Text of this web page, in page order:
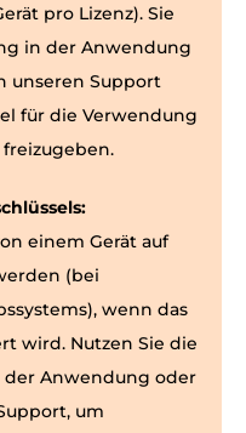
pro Lizenz). Sie
in der Anwendung
unseren Support
für die Verwendung
einem Gerät auf
(bei
wenn das
wird. Nutzen Sie die
der Anwendung oder
um